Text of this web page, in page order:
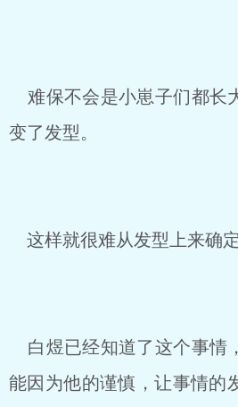
难保不会是小崽子们都长
变了发型。
这样就很难从发型上来确定
白煜已经知道了这个事情
能因为他的谨慎，让事情的